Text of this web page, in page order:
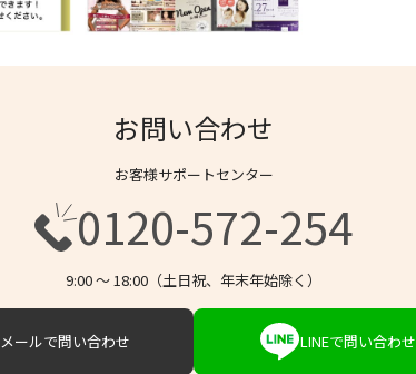
お問い合わせ
お客様サポートセンター
0120-572-254
9:00 〜 18:00（土日祝、年末年始除く）
メールで問い合わせ LINEで問い合わせ